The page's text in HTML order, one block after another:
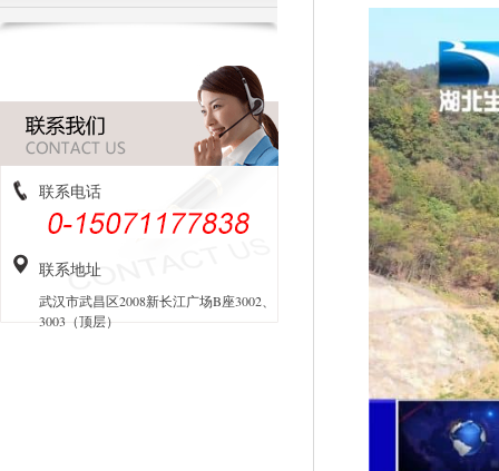
联系电话
联系地址
武汉市武昌区2008新长江广场B座3002、
3003（顶层）